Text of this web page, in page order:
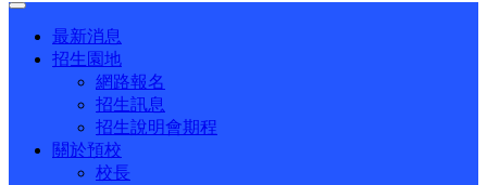
Toggle
navigation最新消息
招生園地
網路報名
招生訊息
招生說明會期程
關於預校
校長